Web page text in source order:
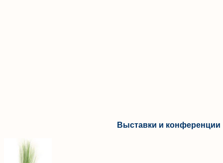
Выставки и конференции